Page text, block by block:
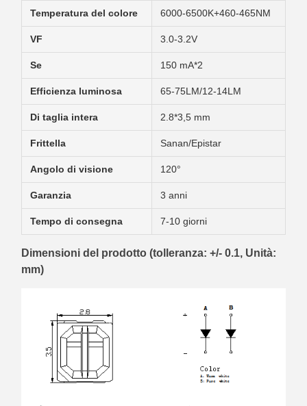
Temperatura del colore 6000-6500K+460-465NM
VF 3.0-3.2V
Se 150 mA*2
Efficienza luminosa 65-75LM/12-14LM
Di taglia intera 2.8*3,5 mm
Frittella Sanan/Epistar
Angolo di visione 120°
Garanzia 3 anni
Tempo di consegna 7-10 giorni
Dimensioni del prodotto (tolleranza: +/- 0.1, Unità:
mm)